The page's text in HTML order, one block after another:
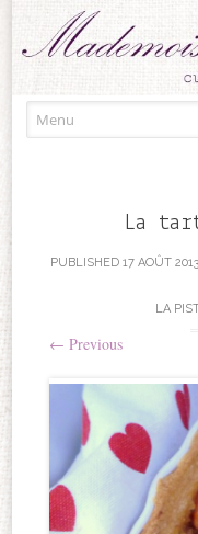
La
PUBLISHED 17 AOÛT 2013
LA
← Previous